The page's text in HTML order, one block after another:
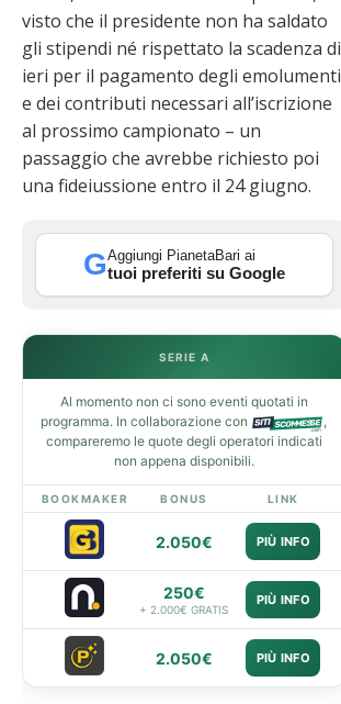
visto che il presidente non ha saldato
gli stipendi né rispettato la scadenza di
ieri per il pagamento degli emolumenti
e dei contributi necessari all’iscrizione
al prossimo campionato – un
passaggio che avrebbe richiesto poi
una fideiussione entro il 24 giugno.
GAggiungi PianetaBari ai
tuoi preferiti su Google
SERIE A
Al momento non ci sono eventi quotati in
programma. In collaborazione con
,
compareremo le quote degli operatori indicati
non appena disponibili.
BOOKMAKER BONUS LINK
2.050€ PIÙ INFO
250€
+ 2.000€ GRATIS
PIÙ INFO
2.050€ PIÙ INFO